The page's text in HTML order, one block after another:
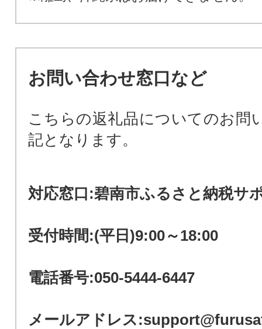
お問い合わせ窓口など
こちらの返礼品についてのお問
記となります。
対応窓口:碧南市ふるさと納税サ
受付時間:(平日)9:00～18:00
電話番号:050-5444-6447
メールアドレス